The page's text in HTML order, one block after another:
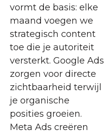
vormt de basis: elke
maand voegen we
strategisch content
toe die je autoriteit
versterkt. Google Ads
zorgen voor directe
zichtbaarheid terwijl
je organische
posities groeien.
Meta Ads creëren